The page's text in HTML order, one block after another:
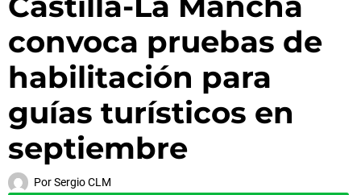
convoca pruebas de
habilitación para
guías turísticos en
septiembre
PorSergio CLM